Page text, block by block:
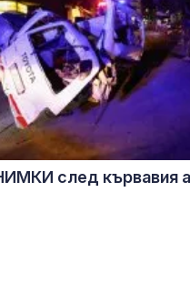
след кървавия